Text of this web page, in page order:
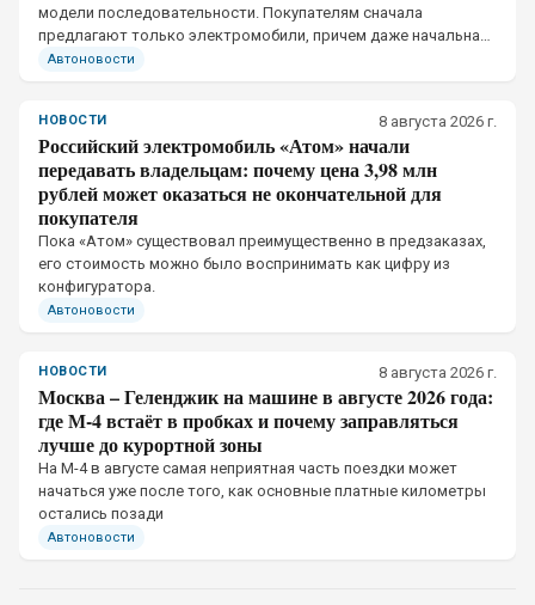
модели последовательности. Покупателям сначала
предлагают только электромобили, причем даже начальная
версия получила отдельную тяговую батарею и собственное
Автоновости
НОВОСТИ 8 августа 2026 г.
Российский электромобиль «Атом» начали
передавать владельцам: почему цена 3,98 млн
рублей может оказаться не окончательной для
покупателя
Пока «Атом» существовал преимущественно в предзаказах,
его стоимость можно было воспринимать как цифру из
конфигуратора.
Автоновости
НОВОСТИ 8 августа 2026 г.
Москва – Геленджик на машине в августе 2026 года:
где М-4 встаёт в пробках и почему заправляться
лучше до курортной зоны
На М-4 в августе самая неприятная часть поездки может
начаться уже после того, как основные платные километры
остались позади
Автоновости